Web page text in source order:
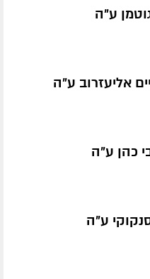
ע״ה
אליעזרוב ע״ה
כהן ע״ה
ע״ה